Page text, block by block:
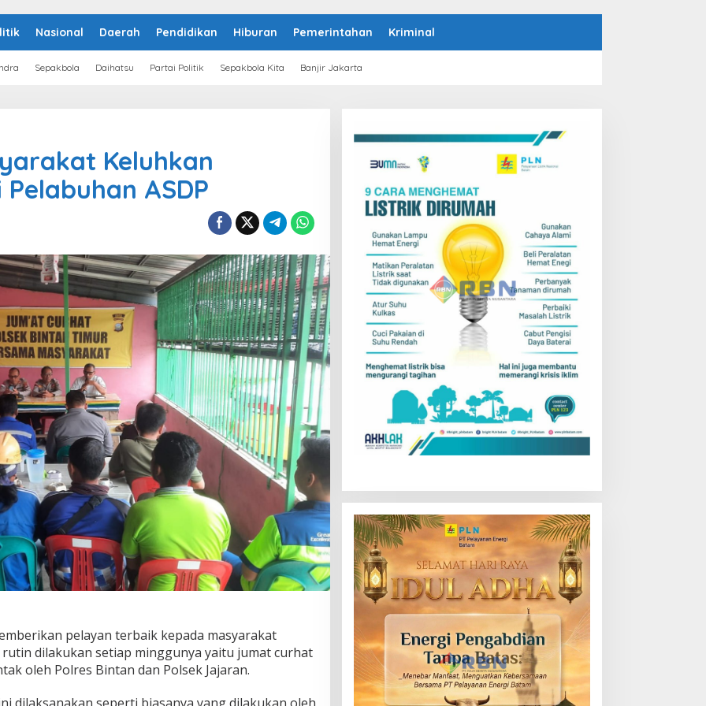
Nasional Daerah Pendidikan Hiburan Pemerintahan Kriminal
Sepakbola Daihatsu Partai Politik Sepakbola Kita Banjir Jakarta
Keluhkan
ASDP
pelayan terbaik kepada masyarakat
dilakukan setiap minggunya yaitu jumat curhat
oleh Polres Bintan dan Polsek Jajaran.